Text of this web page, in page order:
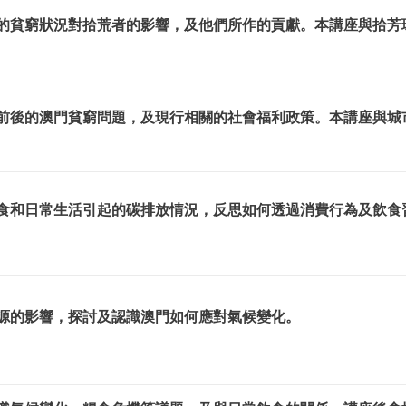
貧窮狀況對拾荒者的影響，及他們所作的貢獻。本講座與拾
後的澳門貧窮問題，及現行相關的社會福利政策。本講座與
和日常生活引起的碳排放情況，反思如何透過消費行為及飲
影響，探討及認識澳門如何應對氣候變化。